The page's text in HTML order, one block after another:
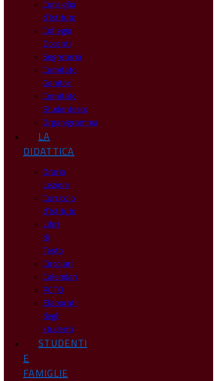
Consiglio
d’Istituto
Collegio
Docenti
Segreteria
Comitato
Genitori
Comitato
Studentesco
Organigramma
LA
DIDATTICA
Orario
Lezioni
Curricolo
d’Istituto
Libri
di
Testo
Circolari
Calendari
PCTO
Elaborati
degli
studenti
STUDENTI
E
FAMIGLIE